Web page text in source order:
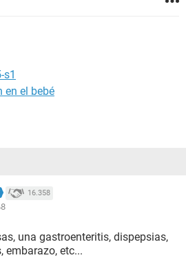
s1
en el bebé
16.358
una gastroenteritis, dispepsias,
embarazo, etc...